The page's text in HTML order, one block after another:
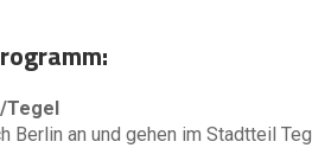
Tegel
Berlin an und gehen im Stadtteil